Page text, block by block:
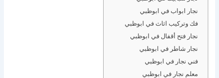
نجار ابواب في ابوظبي
فك وتركيب اثاث في ابوظبي
نجار فتح أقفال في ابوظبي
نجار شاطر في ابوظبي
فني نجار في ابوظبي
معلم نجار في ابوظبي